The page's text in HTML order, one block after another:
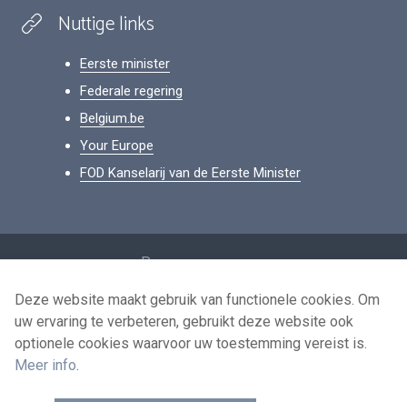
Nuttige links
Eerste minister
Federale regering
Belgium.be
Your Europe
FOD Kanselarij van de Eerste Minister
Persoonsgegevens
Voorwaarden voor het hergebruik
Contacteer ons
Deze website maakt gebruik van functionele cookies. Om
uw ervaring te verbeteren, gebruikt deze website ook
optionele cookies waarvoor uw toestemming vereist is.
Meer info.